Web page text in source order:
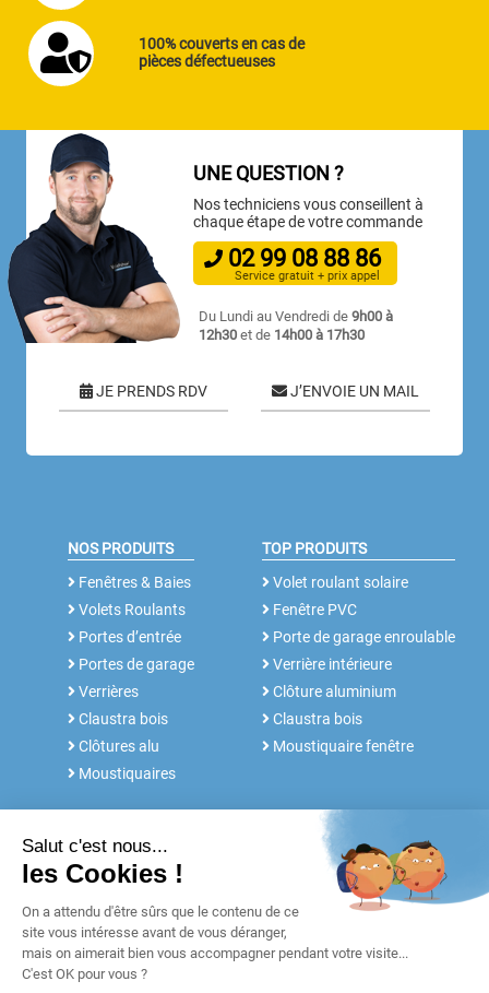
100% couverts en cas de
pièces défectueuses
UNE QUESTION ?
Nos techniciens vous conseillent à
chaque étape de votre commande
02 99 08 88 86
Service gratuit + prix appel
Du Lundi au Vendredi de9h00 à
12h30 et de 14h00 à 17h30
JE PRENDS RDV J’ENVOIE UN MAIL
NOS PRODUITS
Fenêtres & Baies
Volets Roulants
Portes d’entrée
Portes de garage
Verrières
Claustra bois
Clôtures alu
Moustiquaires
TOP PRODUITS
Volet roulant solaire
Fenêtre PVC
Porte de garage enroulable
Verrière intérieure
Clôture aluminium
Claustra bois
Moustiquaire fenêtre
NOS SERVICES
Rdv conseil
Notices et Tutos
Réalisations
Blog
FABRICANT DEPUIS 30 ANS
Notre histoire
POUR LES
PROFESSIONNELS